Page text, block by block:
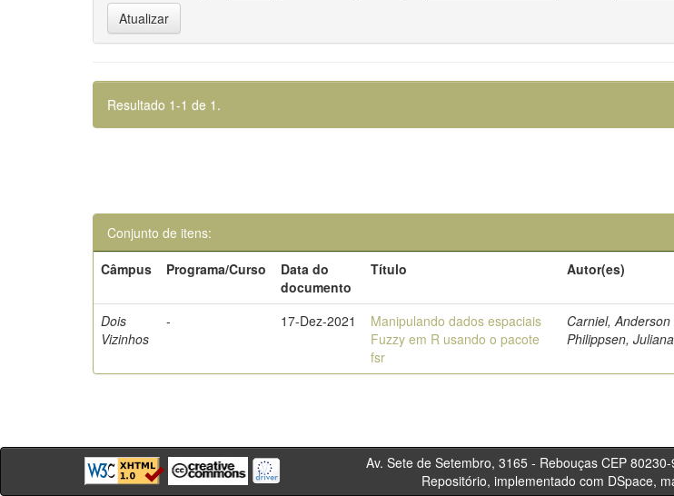
Resultado 1-1 de 1.
Conjunto de itens:
Câmpus
Programa/Curso
Data do
documento
Título Autor(es)
Dois
Vizinhos
- 17-Dez-2021
Manipulando dados espaciais
Fuzzy em R usando o pacote
fsr
Carniel,
Philippsen,
Av. Sete de Setembro, 3165 - Rebouças CEP
Repositório, implementado com DSpace,